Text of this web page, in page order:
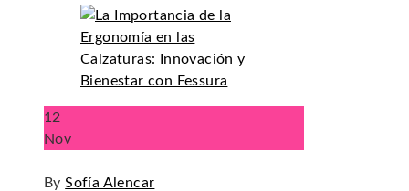
12
Nov
BySofía Alencar